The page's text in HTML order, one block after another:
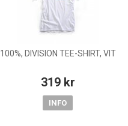
100%, DIVISION TEE-SHIRT, VIT
319 kr
INFO